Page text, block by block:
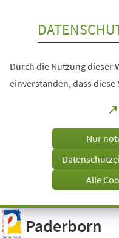
Visuelle
Assistenzsoftware
öffnen.
Durch die Nutzung dieser
einverstanden, dass diese
Nur
Alle
Paderborn